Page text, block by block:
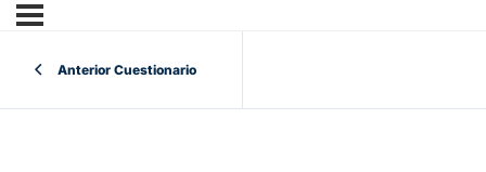
Anterior Cuestionario